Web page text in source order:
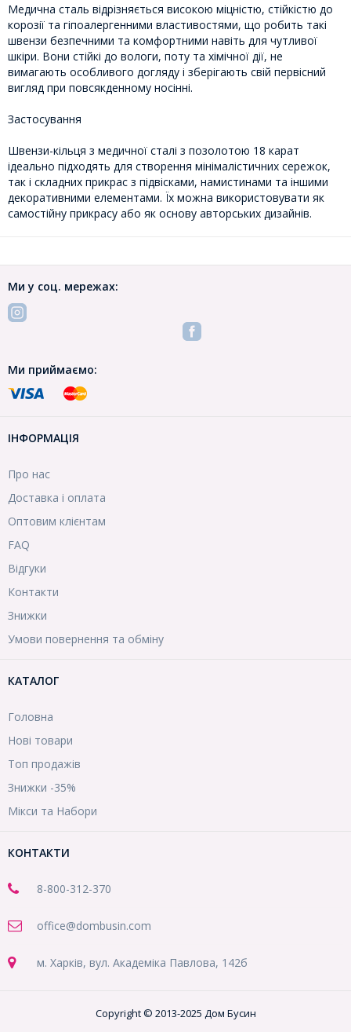
Медична сталь відрізняється високою міцністю, стійкістю до
корозії та гіпоалергенними властивостями, що робить такі
швензи безпечними та комфортними навіть для чутливої ​​
шкіри. Вони стійкі до вологи, поту та хімічної дії, не
вимагають особливого догляду і зберігають свій первісний
вигляд при повсякденному носінні.
Застосування
Швензи-кільця з медичної сталі з позолотою 18 карат
ідеально підходять для створення мінімалістичних сережок,
так і складних прикрас з підвісками, намистинами та іншими
декоративними елементами. Їх можна використовувати як
самостійну прикрасу або як основу авторських дизайнів.
Ми у соц. мережах:
Ми приймаємо:
ІНФОРМАЦІЯ
Про нас
Доставка і оплата
Оптовим клієнтам
FAQ
Відгуки
Контакти
Знижки
Умови повернення та обміну
КАТАЛОГ
Головна
Нові товари
Топ продажів
Знижки -35%
Мікси та Набори
КОНТАКТИ
8-800-312-370
office@dombusin.com
м. Харків, вул. Академіка Павлова, 142б
Copyright © 2013-2025 Дом Бусин